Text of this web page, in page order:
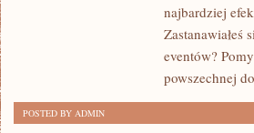
najbardziej
Zastanawiałeś
eventów?
powszechnej
POSTED BY ADMIN